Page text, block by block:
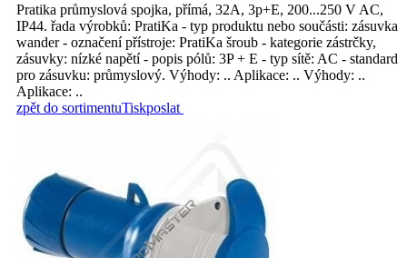
Pratika průmyslová spojka, přímá, 32A, 3p+E, 200...250 V AC,
IP44. řada výrobků: PratiKa - typ produktu nebo součásti: zásuvka
wander - označení přístroje: PratiKa šroub - kategorie zástrčky,
zásuvky: nízké napětí - popis pólů: 3P + E - typ sítě: AC - standard
pro zásuvku: průmyslový. Výhody: .. Aplikace: .. Výhody: ..
Aplikace: ..
zpět do sortimentuTiskposlat